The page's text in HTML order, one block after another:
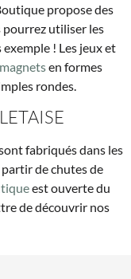
propose des
pourrez utiliser les
! Les jeux et
en formes
rondes.
fabriqués dans les
de chutes de
est ouverte du
de découvrir nos